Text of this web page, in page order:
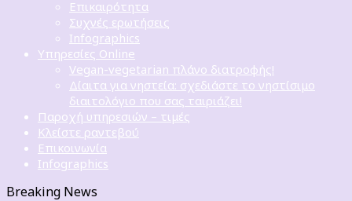
Επικαιρότητα
Συχνές ερωτήσεις
Infographics
Υπηρεσίες Online
Vegan-vegetarian πλάνο διατροφής!
Δίαιτα για νηστεία: σχεδιάστε το νηστίσιμο
διαιτολόγιο που σας ταιριάζει!
Παροχή υπηρεσιών – τιμές
Κλείστε ραντεβού
Επικοινωνία
Infographics
Breaking News